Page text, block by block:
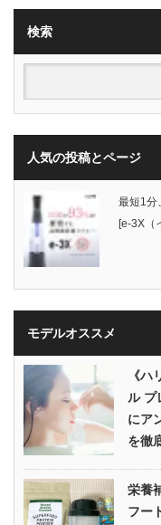
検索
人気の投稿とページ
最短1分
[e-3X（
モデルオススメ
《
ル プ
にア
を徹
栄養
フー